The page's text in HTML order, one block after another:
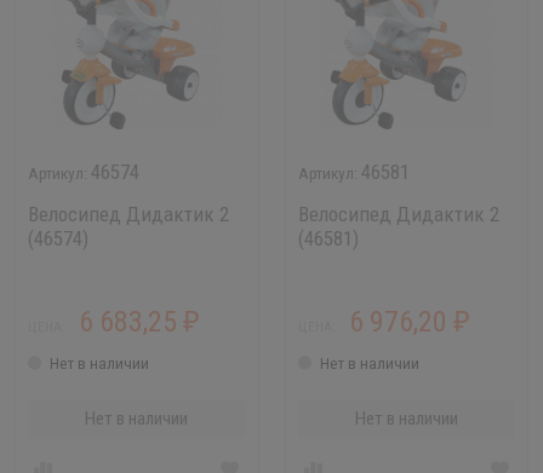
46574
Велосипед Дидактик 2
(46574)
6 683,25 ₽
Нет в наличии
Нет в наличии
46581
Велосипед Дидактик 2
(46581)
6 976,20 ₽
Нет в наличии
Нет в наличии